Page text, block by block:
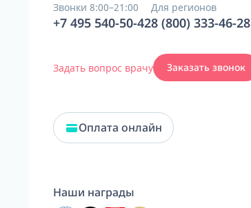
Звонки 8:00–21:00
+7 495 540-50-42
Для регионов
8 (800) 333-46-28
Задать вопрос врачу Заказать звонок
Оплата онлайн
Наши награды